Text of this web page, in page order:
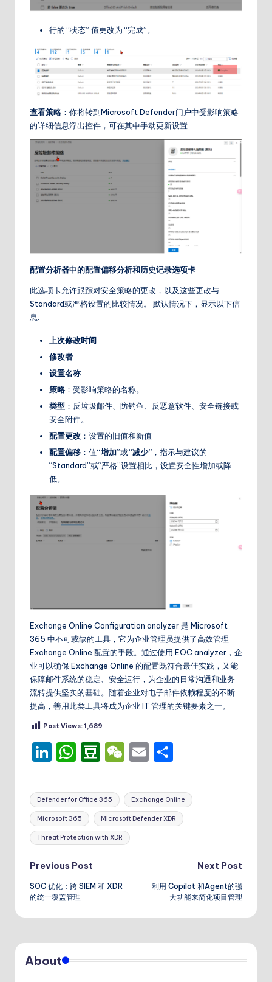
行的 “状态” 值更改为 “完成”。
查看策略 ：你将转到Microsoft Defender门户中受影响策略
的详细信息浮出控件，可在其中手动更新设置
配置分析器中的配置偏移分析和历史记录选项卡
此选项卡允许跟踪对安全策略的更改，以及这些更改与
Standard或严格设置的比较情况。 默认情况下，显示以下信
息:
上次修改时间
修改者
设置名称
策略 ：受影响策略的名称。
类型 ：反垃圾邮件、防钓鱼、反恶意软件、安全链接或
安全附件。
配置更改 ：设置的旧值和新值
配置偏移 ：值“增加”或“减少” ，指示与建议的
“Standard”或“严格”设置相比，设置安全性增加或降
低。
Exchange Online Configuration analyzer 是 Microsoft
365 中不可或缺的工具，它为企业管理员提供了高效管理
Exchange Online 配置的手段。通过使用 EOC analyzer，企
业可以确保 Exchange Online 的配置既符合最佳实践，又能
保障邮件系统的稳定、安全运行，为企业的日常沟通和业务
流转提供坚实的基础。随着企业对电子邮件依赖程度的不断
提高，善用此类工具将成为企业 IT 管理的关键要素之一。
Post Views:1,689
Li
k
e
dI
n
W
a
ts
A
p
p
D
u
b
a
n
W
C
h
a
t
E
ai
l
Tags:
Defender for Office 365 Exchange Online
Microsoft 365 Microsoft Defender XDR
Threat Protection with XDR
Post
navigation
Previous Post
SOC 优化：跨 SIEM 和 XDR
的统一覆盖管理
Next Post
利用 Copilot 和Agent的强
大功能来简化项目管理
About